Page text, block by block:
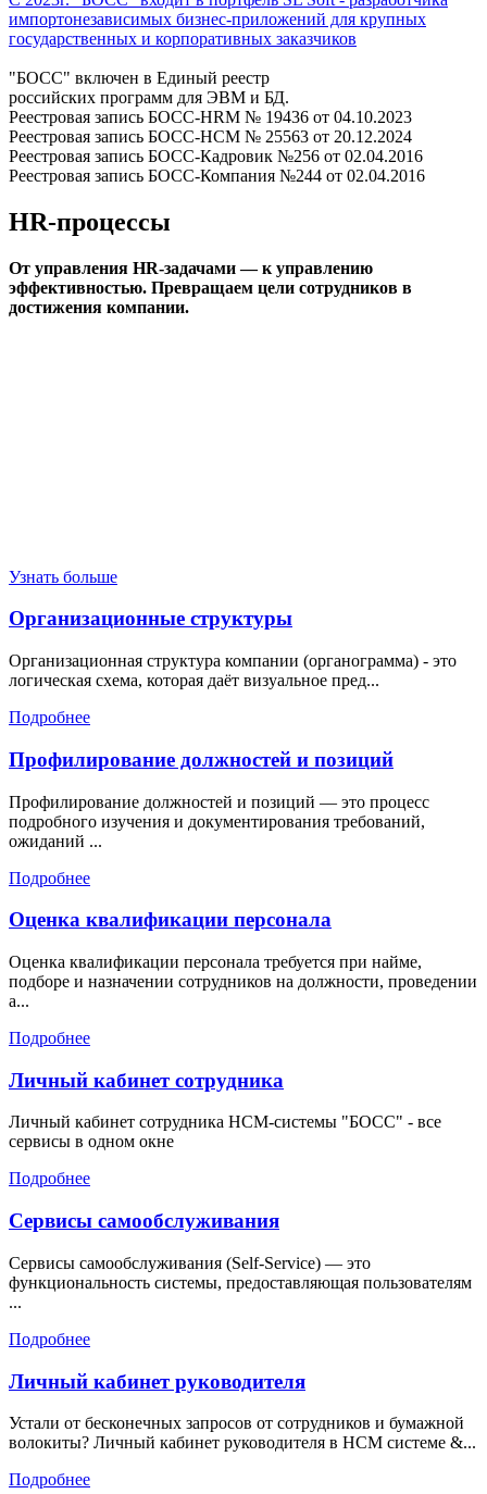
импортонезависимых бизнес-приложений для крупных
государственных и корпоративных заказчиков
"БОСС" включен в Единый реестр
российских программ для ЭВМ и БД.
Реестровая запись БОСС-HRM № 19436 от 04.10.2023
Реестровая запись БОСС-HCM № 25563 от 20.12.2024
Реестровая запись БОСС-Кадровик №256 от 02.04.2016
Реестровая запись БОСС-Компания №244 от 02.04.2016
HR-процессы
От управления HR-задачами — к управлению
эффективностью. Превращаем цели сотрудников в
достижения компании.
Узнать больше
Организационные структуры
Организационная структура компании (органограмма) - это
логическая схема, которая даёт визуальное пред...
Подробнее
Профилирование должностей и позиций
Профилирование должностей и позиций — это процесс
подробного изучения и документирования требований,
ожиданий ...
Подробнее
Оценка квалификации персонала
Оценка квалификации персонала требуется при найме,
подборе и назначении сотрудников на должности, проведении
а...
Подробнее
Личный кабинет сотрудника
Личный кабинет сотрудника HCM-системы "БОСС" - все
сервисы в одном окне
Подробнее
Сервисы самообслуживания
Сервисы самообслуживания (Self-Service) — это
функциональность системы, предоставляющая пользователям
...
Подробнее
Личный кабинет руководителя
Устали от бесконечных запросов от сотрудников и бумажной
волокиты? Личный кабинет руководителя в HCM системе &...
Подробнее